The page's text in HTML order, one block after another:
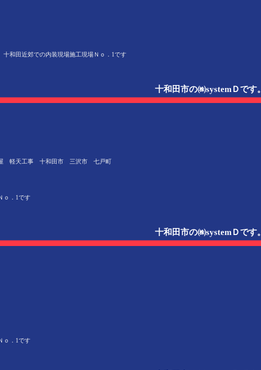
郊での内装現場施工現場Ｎｏ．1です
十和田市の㈱systemＤです。
軽天工事 十和田市 三沢市 七戸町
ｏ．1です
十和田市の㈱systemＤです。
ｏ．1です